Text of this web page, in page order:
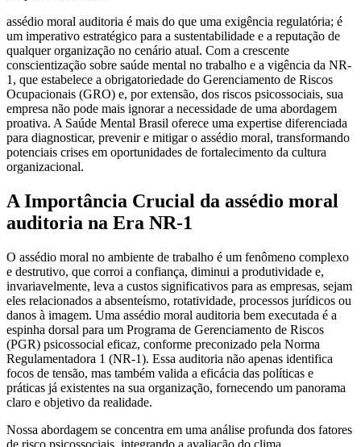
assédio moral auditoria é mais do que uma exigência regulatória; é
um imperativo estratégico para a sustentabilidade e a reputação de
qualquer organização no cenário atual. Com a crescente
conscientização sobre saúde mental no trabalho e a vigência da NR-
1, que estabelece a obrigatoriedade do Gerenciamento de Riscos
Ocupacionais (GRO) e, por extensão, dos riscos psicossociais, sua
empresa não pode mais ignorar a necessidade de uma abordagem
proativa. A Saúde Mental Brasil oferece uma expertise diferenciada
para diagnosticar, prevenir e mitigar o assédio moral, transformando
potenciais crises em oportunidades de fortalecimento da cultura
organizacional.
A Importância Crucial da assédio moral
auditoria na Era NR-1
O assédio moral no ambiente de trabalho é um fenômeno complexo
e destrutivo, que corroi a confiança, diminui a produtividade e,
invariavelmente, leva a custos significativos para as empresas, sejam
eles relacionados a absenteísmo, rotatividade, processos jurídicos ou
danos à imagem. Uma assédio moral auditoria bem executada é a
espinha dorsal para um Programa de Gerenciamento de Riscos
(PGR) psicossocial eficaz, conforme preconizado pela Norma
Regulamentadora 1 (NR-1). Essa auditoria não apenas identifica
focos de tensão, mas também valida a eficácia das políticas e
práticas já existentes na sua organização, fornecendo um panorama
claro e objetivo da realidade.
Nossa abordagem se concentra em uma análise profunda dos fatores
de risco psicossociais, integrando a avaliação do clima